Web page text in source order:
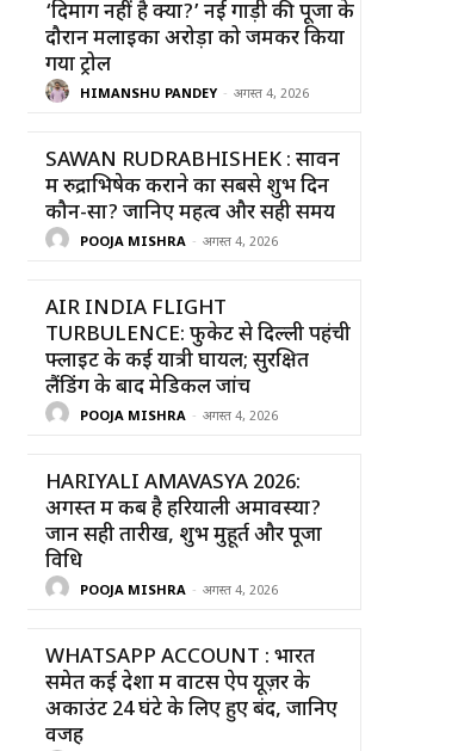
‘दिमाग नहीं है क्या?’ नई गाड़ी की पूजा के
दौरान मलाइका अरोड़ा को जमकर किया
गया ट्रोल
HIMANSHU PANDEY - अगस्त 4, 2026
SAWAN RUDRABHISHEK : सावन
में रुद्राभिषेक कराने का सबसे शुभ दिन
कौन-सा? जानिए महत्व और सही समय
POOJA MISHRA - अगस्त 4, 2026
AIR INDIA FLIGHT
TURBULENCE: फुकेट से दिल्ली पहंची
फ्लाइट के कई यात्री घायल; सुरक्षित
लैंडिंग के बाद मेडिकल जांच
POOJA MISHRA - अगस्त 4, 2026
HARIYALI AMAVASYA 2026:
अगस्त में कब है हरियाली अमावस्या?
जानें सही तारीख, शुभ मुहूर्त और पूजा
विधि
POOJA MISHRA - अगस्त 4, 2026
WHATSAPP ACCOUNT : भारत
समेत कई देशों में वाटस ऐप यूज़र के
अकाउंट 24 घंटे के लिए हुए बंद, जानिए
वजह